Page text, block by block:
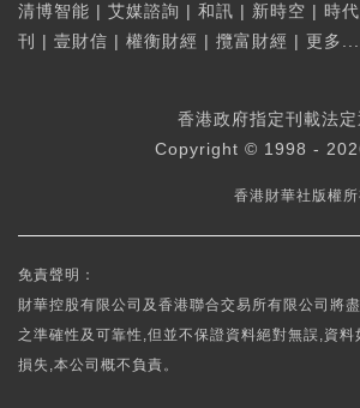
清博智能 | 艾媒諮詢 | 和訊 | 新時空 | 時
刊
| 壹財信 | 權衡財經 | 攬富財經 | 更多...
香港政府指定刊載法
Copyright © 1998 -
香港財華社版權
免責聲明：
財華控股有限公司及香港聯合交易所有限公司將
之準確性及可靠性,但並不保證資料絕對無誤,資料
損失,本公司概不負責。